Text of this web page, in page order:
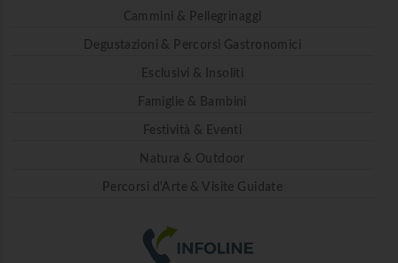
Cammini & Pellegrinaggi
Degustazioni & Percorsi Gastronomici
Esclusivi & Insoliti
Famiglie & Bambini
Festività & Eventi
Natura & Outdoor
Percorsi d'Arte & Visite Guidate